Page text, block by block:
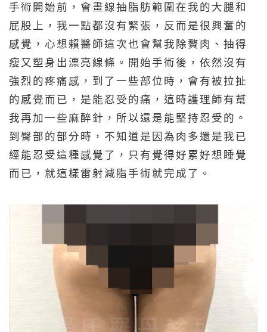
手術開始前，會畫線抽脂肪範圍在我的大腿和
屁股上，我一點都沒有緊張，反而是很興奮的
感覺，心想賴醫師這次也會幫我除贅肉、抽得
瘦又塑身出漂亮線條。開始手術後，依然沒有
強烈的疼痛感，到了一些部位時，會有被拉扯
的感覺而已，是能忍受的痛，這時護理師有幫
我再加一些麻醉針，所以還是能堅持忍受的。
到臀部的部分時，不知道是因為肉多還是我已
經能忍受這種感覺了，只有覺得好累好想睡覺
而已，就這樣雷射減脂手術就完成了。